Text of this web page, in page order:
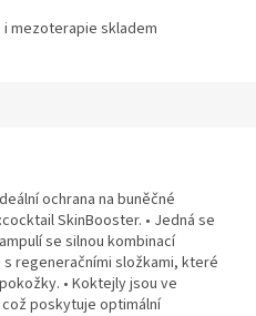
mezoterapie skladem
ochrana na buněčné
SkinBooster. • Jedná se
se silnou kombinací
regeneračními složkami, které
• Koktejly jsou ve
poskytuje optimální